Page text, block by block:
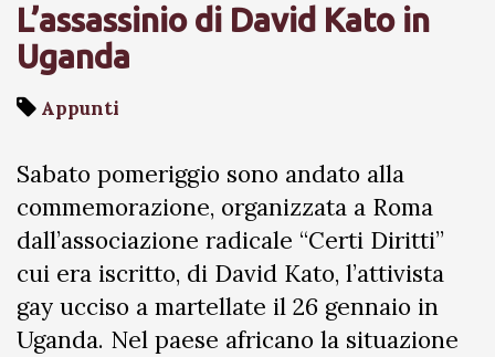
L’assassinio di David Kato in
Uganda
Appunti
Sabato pomeriggio sono andato alla
commemorazione, organizzata a Roma
dall’associazione radicale “Certi Diritti”
cui era iscritto, di David Kato, l’attivista
gay ucciso a martellate il 26 gennaio in
Uganda. Nel paese africano la situazione